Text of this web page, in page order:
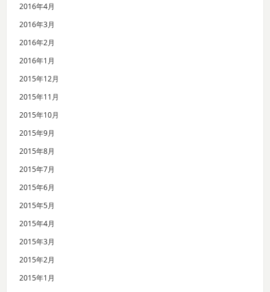
2016年4月
2016年3月
2016年2月
2016年1月
2015年12月
2015年11月
2015年10月
2015年9月
2015年8月
2015年7月
2015年6月
2015年5月
2015年4月
2015年3月
2015年2月
2015年1月